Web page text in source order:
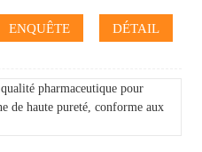
ENQUÊTE DÉTAIL